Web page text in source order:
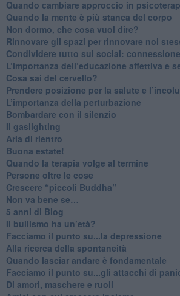
Quando cambiare approccio in
​Quando la mente è più stanca del corpo
Non dormo, che cosa vuol dire?
​Rinnovare gli spazi per rinnovare noi
​Condividere tutto sui social:
​L’importanza dell’educazione affettiva e
​Cosa sai del cervello?
Prendere posizione per la salute e
L’importanza della perturbazione
​Bombardare con il silenzio
Il gaslighting
Aria di rientro
Buona estate!
​Quando la terapia volge al termine
​Persone oltre le cose
​Crescere “piccoli Buddha”
Non va bene se…
​5 anni di Blog
​Il bullismo ha un’età?
Facciamo il punto su...la depressione
​Alla ricerca della spontaneità
​Quando lasciar andare è fondamentale
Facciamo il punto su...gli attacchi di
Di amori, maschere e ruoli